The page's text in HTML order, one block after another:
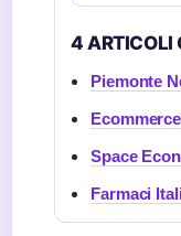
4 ARTICOLI
Piemonte
Space
Farmaci